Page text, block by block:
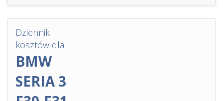
Dziennik
kosztów dla
BMW
SERIA 3